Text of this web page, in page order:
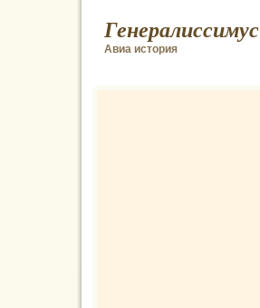
Генералиссимус
Авиа история